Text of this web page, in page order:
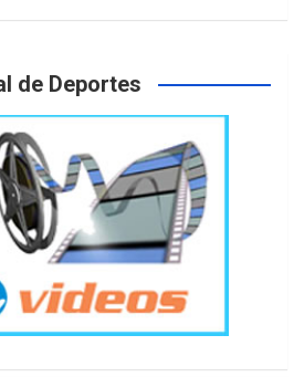
de Deportes